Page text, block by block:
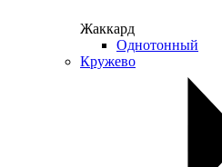
Жаккард
Однотонный
Кружево